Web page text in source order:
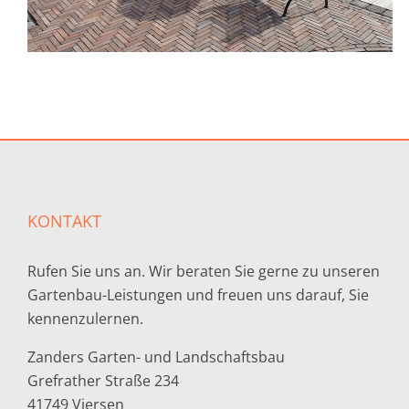
KONTAKT
Rufen Sie uns an. Wir beraten Sie gerne zu unseren
Gartenbau-Leistungen und freuen uns darauf, Sie
kennenzulernen.
Zanders Garten- und Landschaftsbau
Grefrather Straße 234
41749 Viersen